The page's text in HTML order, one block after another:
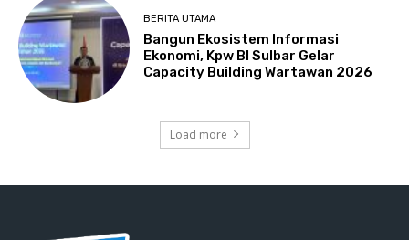
BERITA UTAMA
Bangun Ekosistem Informasi
Ekonomi, Kpw BI Sulbar Gelar
Capacity Building Wartawan 2026
Load more